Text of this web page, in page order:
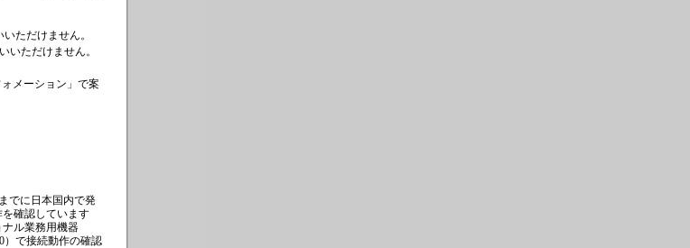
ただけません。
いただけません。
メーション 」で案
でに日本国内で発
確認しています
ナル業務用機器
）で接続動作の確認